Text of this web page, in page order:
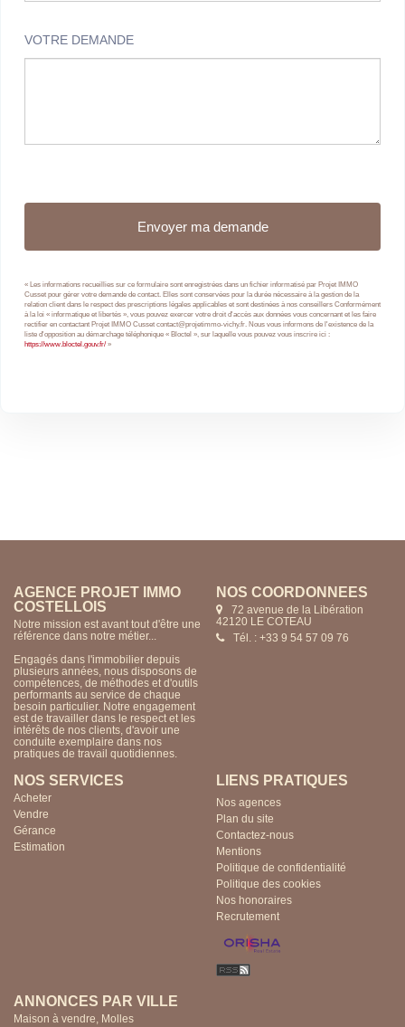
VOTRE DEMANDE
« Les informations recueillies sur ce formulaire sont enregistrées dans un fichier informatisé par Projet IMMO
Cusset pour gérer votre demande de contact. Elles sont conservées pour la durée nécessaire à la gestion de la
relation client dans le respect des prescriptions légales applicables et sont destinées à nos conseillers Conformément
à la loi « informatique et libertés », vous pouvez exercer votre droit d'accès aux données vous concernant et les faire
rectifier en contactant Projet IMMO Cusset contact@projetimmo-vichy.fr. Nous vous informons de l'existence de la
liste d'opposition au démarchage téléphonique « Bloctel », sur laquelle vous pouvez vous inscrire ici :
https://www.bloctel.gouv.fr/ »
AGENCE PROJET IMMO
COSTELLOIS
Notre mission est avant tout d'être une
référence dans notre métier...
Engagés dans l'immobilier depuis
plusieurs années, nous disposons de
compétences, de méthodes et d'outils
performants au service de chaque
besoin particulier. Notre engagement
est de travailler dans le respect et les
intérêts de nos clients, d'avoir une
conduite exemplaire dans nos
pratiques de travail quotidiennes.
NOS COORDONNÉES
72 avenue de la Libération
42120 LE COTEAU
Tél. : +33 9 54 57 09 76
NOS SERVICES
Acheter
Vendre
Gérance
Estimation
LIENS PRATIQUES
Nos agences
Plan du site
Contactez-nous
Mentions
Politique de confidentialité
Politique des cookies
Nos honoraires
Recrutement
ANNONCES PAR VILLE
Maison à vendre, Molles